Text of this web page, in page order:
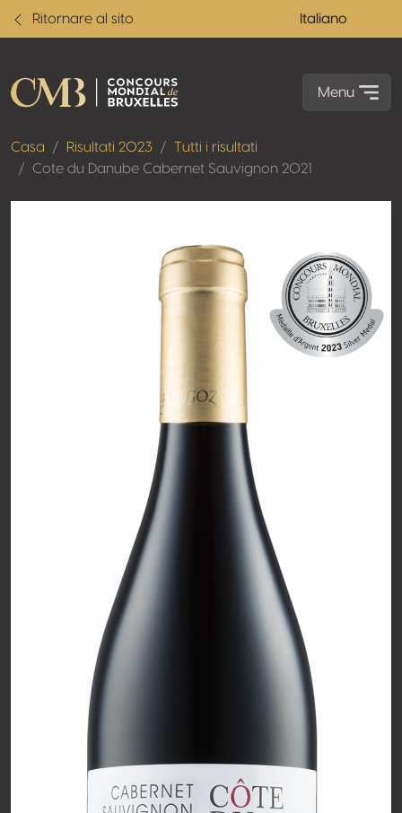
Ritornare al sito Italiano
Menu
Casa Risultati 2023
Tutti i risultati
Cote du Danube Cabernet Sauvignon 2021